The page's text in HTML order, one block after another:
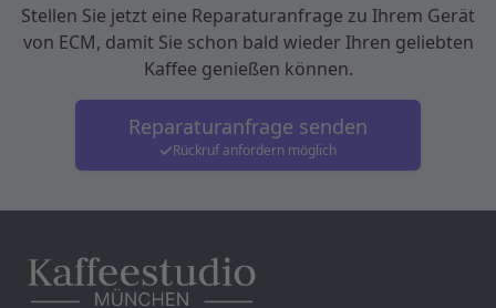
Stellen Sie jetzt eine Reparaturanfrage zu Ihrem Gerät
von ECM, damit Sie schon bald wieder Ihren geliebten
Kaffee genießen können.
Reparaturanfrage senden
Rückruf anfordern möglich